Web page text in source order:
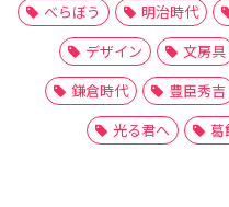
べらぼう
明治時代
デザイン
文房具
鎌倉時代
豊臣秀吉
光る君へ
葛